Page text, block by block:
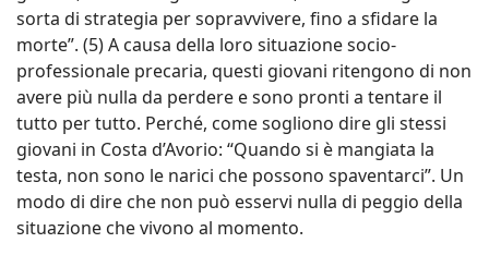
sorta di strategia per sopravvivere, fino a sfidare la
morte”. (5) A causa della loro situazione socio-
professionale precaria, questi giovani ritengono di non
avere più nulla da perdere e sono pronti a tentare il
tutto per tutto. Perché, come sogliono dire gli stessi
giovani in Costa d’Avorio: “Quando si è mangiata la
testa, non sono le narici che possono spaventarci”. Un
modo di dire che non può esservi nulla di peggio della
situazione che vivono al momento.